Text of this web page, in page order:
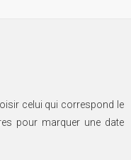
celui qui correspond le
pour marquer une date